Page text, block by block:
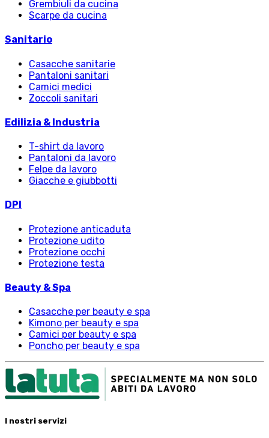
Grembiuli da cucina
Scarpe da cucina
Sanitario
Casacche sanitarie
Pantaloni sanitari
Camici medici
Zoccoli sanitari
Edilizia & Industria
T-shirt da lavoro
Pantaloni da lavoro
Felpe da lavoro
Giacche e giubbotti
DPI
Protezione anticaduta
Protezione udito
Protezione occhi
Protezione testa
Beauty & Spa
Casacche per beauty e spa
Kimono per beauty e spa
Camici per beauty e spa
Poncho per beauty e spa
I nostri servizi